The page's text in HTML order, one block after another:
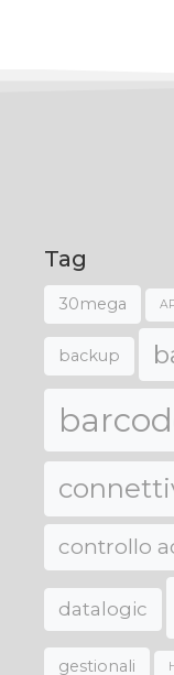
Tag
30mega
backup
controllo
datalogic
gestionali